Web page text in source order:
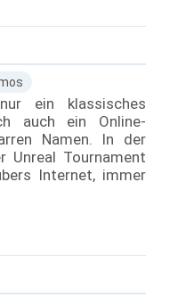
ein klassisches
auch ein Online-
Namen. In der
Unreal Tournament
Internet, immer